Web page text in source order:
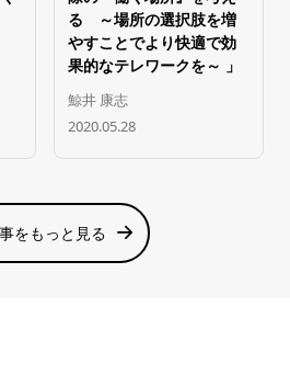
る ～場所の選択肢を増
やすことでより快適で効
果的なテレワークを～ 」
鯨井 康志
2020.05.28
をもっと見る